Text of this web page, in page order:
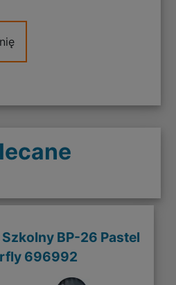
BP-26 Pastel
696992